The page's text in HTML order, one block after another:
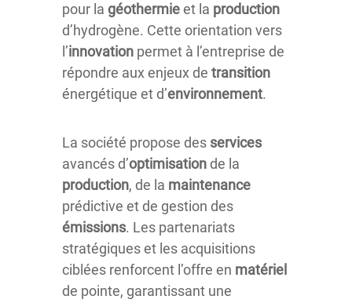
pour la géothermieet la production
d’hydrogène. Cette orientation vers
l’innovation permet à l’entreprise de
répondre aux enjeux de transition
énergétique et d’environnement.
La société propose des services
avancés d’optimisation de la
production, de la maintenance
prédictive et de gestion des
émissions. Les partenariats
stratégiques et les acquisitions
ciblées renforcent l’offre en matériel
de pointe, garantissant une